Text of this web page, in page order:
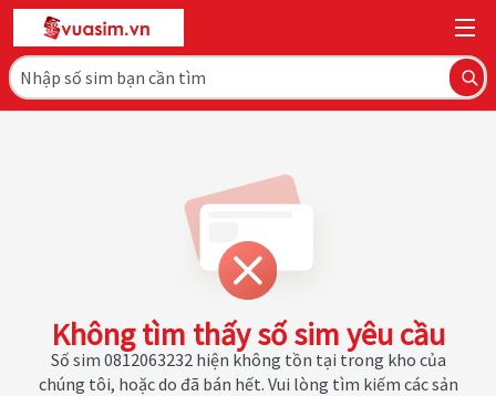
Không tìm thấy số sim yêu cầu
Số sim 0812063232 hiện không tồn tại trong kho của
chúng tôi, hoặc do đã bán hết. Vui lòng tìm kiếm các sản